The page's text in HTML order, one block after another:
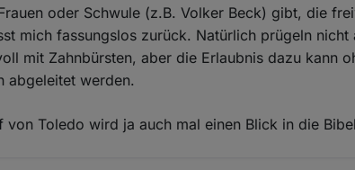
oder Schwule (z.B. Volker Beck) gibt, die
mich fassungslos zurück. Natürlich prügeln nicht
mit Zahnbürsten, aber die Erlaubnis dazu kann
abgeleitet werden.
von Toledo wird ja auch mal einen Blick in die